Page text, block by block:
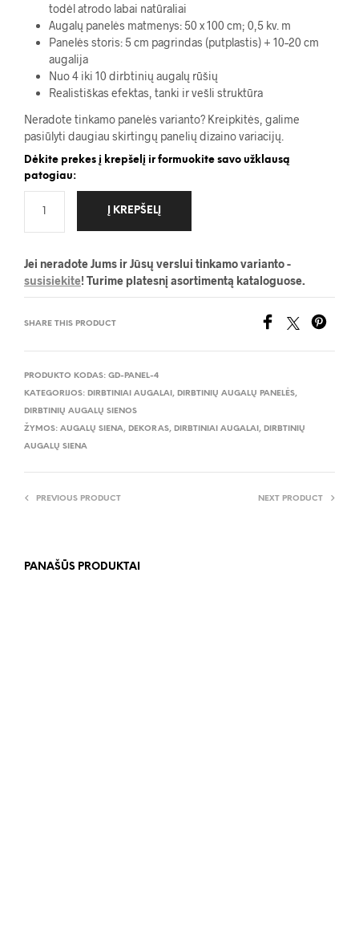
todėl atrodo labai natūraliai
Augalų panelės matmenys: 50 x 100 cm; 0,5 kv. m
Panelės storis: 5 cm pagrindas (putplastis) + 10–20 cm
augalija
Nuo 4 iki 10 dirbtinių augalų rūšių
Realistiškas efektas, tanki ir vešli struktūra
Neradote tinkamo panelės varianto? Kreipkitės, galime
pasiūlyti daugiau skirtingų panelių dizaino variacijų.
Dėkite prekes į krepšelį ir formuokite savo užklausą
patogiau:
Į KREPŠELĮ
Jei neradote Jums ir Jūsų verslui tinkamo varianto -
susisiekite! Turime platesnį asortimentą kataloguose.
SHARE THIS PRODUCT
PRODUKTO KODAS: GD-PANEL-4
KATEGORIJOS: DIRBTINIAI AUGALAI, DIRBTINIŲ AUGALŲ PANELĖS,
DIRBTINIŲ AUGALŲ SIENOS
ŽYMOS: AUGALŲ SIENA, DEKORAS, DIRBTINIAI AUGALAI, DIRBTINIŲ
AUGALŲ SIENA
PREVIOUS PRODUCT NEXT PRODUCT
PANAŠŪS PRODUKTAI